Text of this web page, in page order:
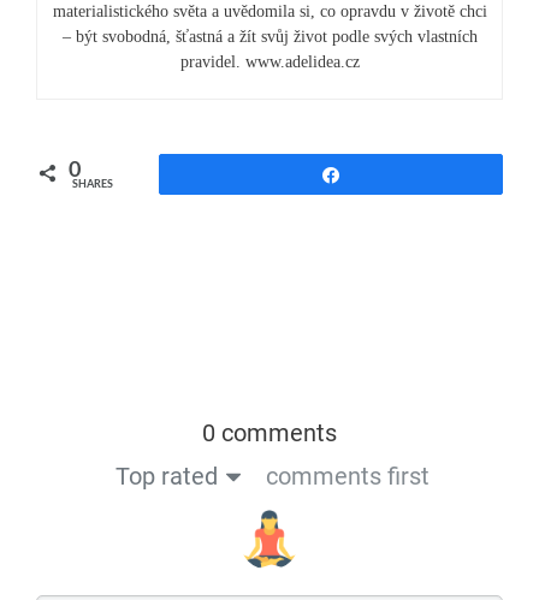
materialistického světa a uvědomila si, co opravdu v životě chci
– být svobodná, šťastná a žít svůj život podle svých vlastních
pravidel. www.adelidea.cz
0
SHARES
0 comments
Top rated
comments first